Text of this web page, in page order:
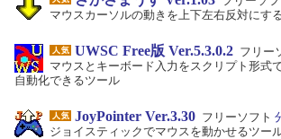
マウスカーソルの動きを上下左右反対にす
UWSC Free版 Ver.5.3.0.2 フリー
マウスとキーボード入力をスクリプト形式
自動化できるツール
JoyPointer Ver.3.30 フリーソフト
ジョイスティックでマウスを動かせるツー